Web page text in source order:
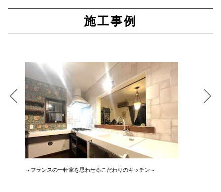
施工事例
～フランスの一軒家を思わせるこだわりのキッチン～